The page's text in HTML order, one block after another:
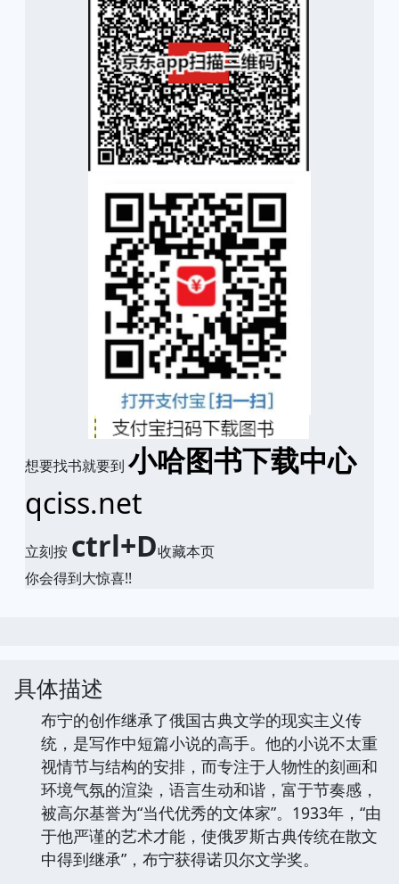
想要找书就要到 小哈图书下载中心
qciss.net
立刻按 ctrl+D收藏本页
你会得到大惊喜!!
具体描述
布宁的创作继承了俄国古典文学的现实主义传
统，是写作中短篇小说的高手。他的小说不太重
视情节与结构的安排，而专注于人物性的刻画和
环境气氛的渲染，语言生动和谐，富于节奏感，
被高尔基誉为“当代优秀的文体家”。1933年，“由
于他严谨的艺术才能，使俄罗斯古典传统在散文
中得到继承”，布宁获得诺贝尔文学奖。